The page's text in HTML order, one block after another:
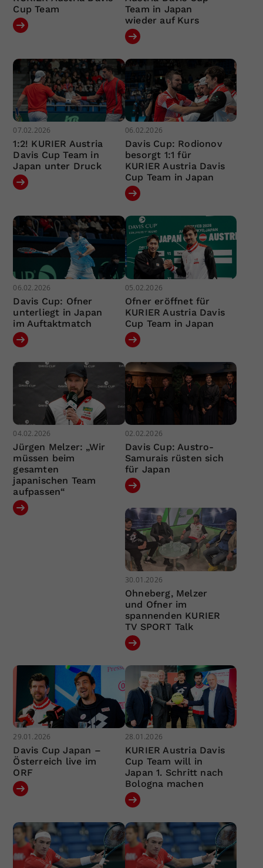
Cup Team
Team in Japan
wieder auf Kurs
07.02.2026
1:2! KURIER Austria
Davis Cup Team in
Japan unter Druck
06.02.2026
Davis Cup: Rodionov
besorgt 1:1 für
KURIER Austria Davis
Cup Team in Japan
06.02.2026
Davis Cup: Ofner
unterliegt in Japan
im Auftaktmatch
05.02.2026
Ofner eröffnet für
KURIER Austria Davis
Cup Team in Japan
04.02.2026
Jürgen Melzer: „Wir
müssen beim
gesamten
japanischen Team
aufpassen“
02.02.2026
Davis Cup: Austro-
Samurais rüsten sich
für Japan
30.01.2026
Ohneberg, Melzer
und Ofner im
spannenden KURIER
TV SPORT Talk
29.01.2026
Davis Cup Japan –
Österreich live im
ORF
28.01.2026
KURIER Austria Davis
Cup Team will in
Japan 1. Schritt nach
Bologna machen